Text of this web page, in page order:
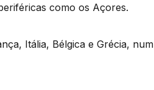
como os Açores.
Itália, Bélgica e Grécia, num